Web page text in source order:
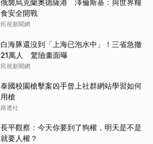
俄襲烏克蘭奧德薩港 澤倫斯基：與世界糧
食安全開戰
民視新聞網
白海豚還沒到「上海已泡水中」！三省急撤
21萬人 驚險畫面曝
民視新聞網
泰國校園槍擊案凶手曾上社群網站學習如何
用槍
路透社
長平觀察：今天你要到了狗權，明天是不是
就要人權？